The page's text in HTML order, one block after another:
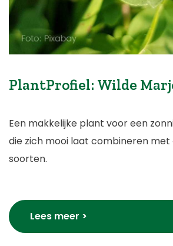
PlantProfiel: Wilde
Een makkelijke plant voor een
die zich mooi laat combineren
soorten.
Lees meer >